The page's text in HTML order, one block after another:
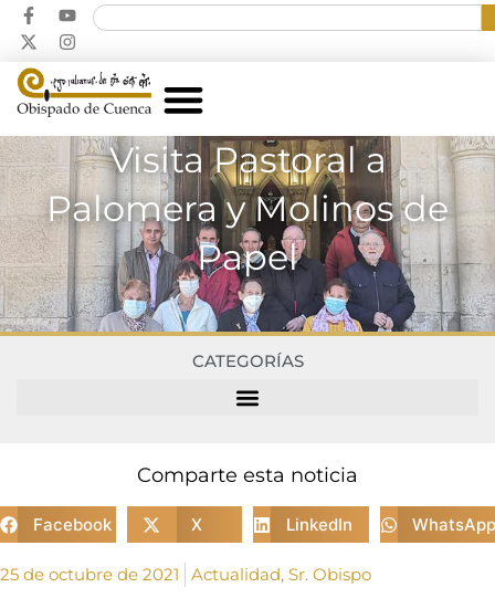
Visita Pastoral a
Palomera y Molinos de
Papel
CATEGORÍAS
Comparte esta noticia
Facebook X LinkedIn WhatsApp
25 de octubre de 2021 Actualidad, Sr. Obispo